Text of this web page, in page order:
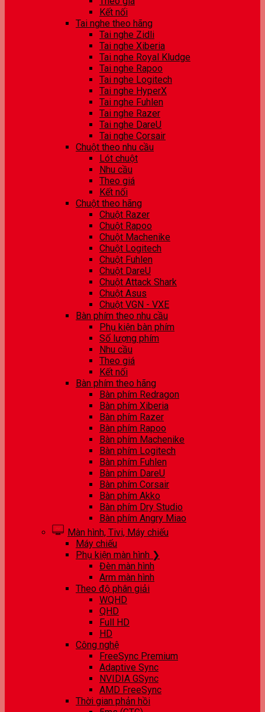
Kết nối
Tai nghe theo hãng
Tai nghe Zidli
Tai nghe Xiberia
Tai nghe Royal Kludge
Tai nghe Rapoo
Tai nghe Logitech
Tai nghe HyperX
Tai nghe Fuhlen
Tai nghe Razer
Tai nghe DareU
Tai nghe Corsair
Chuột theo nhu cầu
Lót chuột
Nhu cầu
Theo giá
Kết nối
Chuột theo hãng
Chuột Razer
Chuột Rapoo
Chuột Machenike
Chuột Logitech
Chuột Fuhlen
Chuột DareU
Chuột Attack Shark
Chuột Asus
Chuột VGN - VXE
Bàn phím theo nhu cầu
Phụ kiện bàn phím
Số lượng phím
Nhu cầu
Theo giá
Kết nối
Bàn phím theo hãng
Bàn phím Redragon
Bàn phím Xiberia
Bàn phím Razer
Bàn phím Rapoo
Bàn phím Machenike
Bàn phím Logitech
Bàn phím Fuhlen
Bàn phím DareU
Bàn phím Corsair
Bàn phím Akko
Bàn phím Dry Studio
Bàn phím Angry Miao
Màn hình, Tivi, Máy chiếu
Máy chiếu
Phụ kiện màn hình ❯
Đèn màn hình
Arm màn hình
Theo độ phân giải
WQHD
QHD
Full HD
HD
Công nghệ
FreeSync Premium
Adaptive Sync
NVIDIA GSync
AMD FreeSync
Thời gian phản hồi